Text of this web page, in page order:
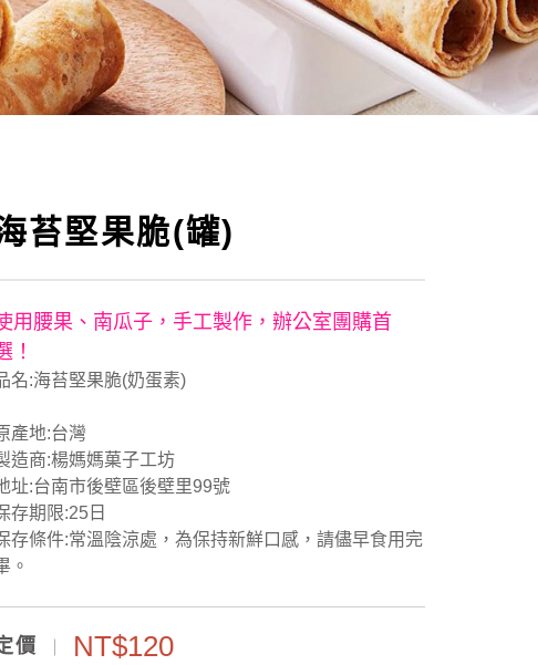
苔堅果脆(罐)
用腰果、南瓜子，手工製作，辦公室團購首
！
名:海苔堅果脆(奶蛋素)
產地:台灣
造商:楊媽媽菓子工坊
址:台南市後壁區後壁里99號
存期限:25日
存條件:常溫陰涼處，為保持新鮮口感，請儘早食用完
。
價 NT$120